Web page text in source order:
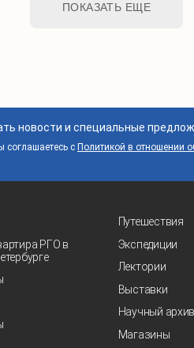
ПОКАЗАТЬ ЕЩЕ
новости и специальные
с Политикой в отношении
РГО в
Путешествия
Экспедиции
Лектории
Выставки
Научный архив
Магазины